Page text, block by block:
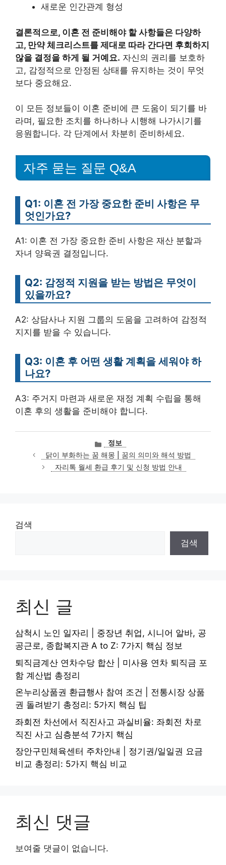
새로운 인간관계 형성
결론적으로, 이혼 전 준비해야 할 사항들은 다양하
고, 만약 체크리스트를 제대로 따라 간다면 후회하지
않을 결정을 하게 될 거예요. 자신의 권리를 보호하
고, 감정적으로 안정된 상태를 유지하는 것이 무엇
보다 중요해요.
이 모든 정보들이 이혼 준비에 큰 도움이 되기를 바
라며, 필요한 조치를 하나하나 시행해 나가시기를
응원합니다. 각 단계에서 차분히 준비하세요.
자주 묻는 질문 Q&A
Q1: 이혼 전 가장 중요한 준비 사항은 무
엇인가요?
A1: 이혼 전 가장 중요한 준비 사항은 재산 분할과
자녀 양육권 결정입니다.
Q2: 감정적 지원을 받는 방법은 무엇이
있을까요?
A2: 상담사나 지원 그룹의 도움을 고려하여 감정적
지지를 받을 수 있습니다.
Q3: 이혼 후 어떤 생활 계획을 세워야 하
나요?
A3: 주거지 마련과 새로운 재정 계획 수립을 통해
이혼 후의 생활을 준비해야 합니다.
카
테
고
리
정보
닭이 부화하는 꿈 해몽 | 꿈의 의미와 해석 방법
자리톡 월세 환급 후기 및 신청 방법 안내
검색
검색
최신 글
삼척시 노인 일자리 | 중장년 취업, 시니어 알바, 공
공근로, 종합복지관 A to Z: 7가지 핵심 정보
퇴직금계산 연차수당 합산 | 미사용 연차 퇴직금 포
함 계산법 총정리
온누리상품권 환급행사 참여 조건 | 전통시장 상품
권 돌려받기 총정리: 5가지 핵심 팁
좌회전 차선에서 직진사고 과실비율: 좌회전 차로
직진 사고 심층분석 7가지 핵심
장안구민체육센터 주차안내 | 정기권/일일권 요금
비교 총정리: 5가지 핵심 비교
최신 댓글
보여줄 댓글이 없습니다.